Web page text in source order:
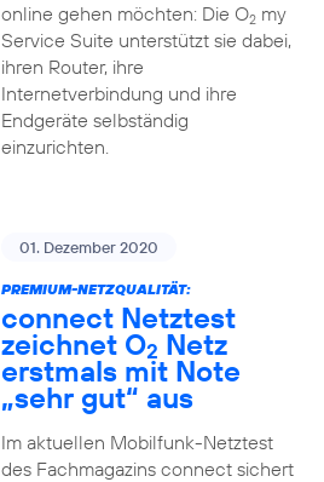
online gehen möchten: Die O2my
Service Suite unterstützt sie dabei,
ihren Router, ihre
Internetverbindung und ihre
Endgeräte selbständig
einzurichten.
01. Dezember 2020
PREMIUM-NETZQUALITÄT:
connect Netztest
zeichnet O2 Netz
erstmals mit Note
„sehr gut“ aus
Im aktuellen Mobilfunk-Netztest
des Fachmagazins connect sichert